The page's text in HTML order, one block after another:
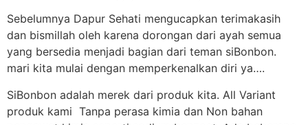
Sebelumnya Dapur Sehati mengucapkan terimakasih
dan bismillah oleh karena dorongan dari ayah semua
yang bersedia menjadi bagian dari teman siBonbon.
mari kita mulai dengan memperkenalkan diri ya….
SiBonbon adalah merek dari produk kita. All Variant
produk kami Tanpa perasa kimia dan Non bahan